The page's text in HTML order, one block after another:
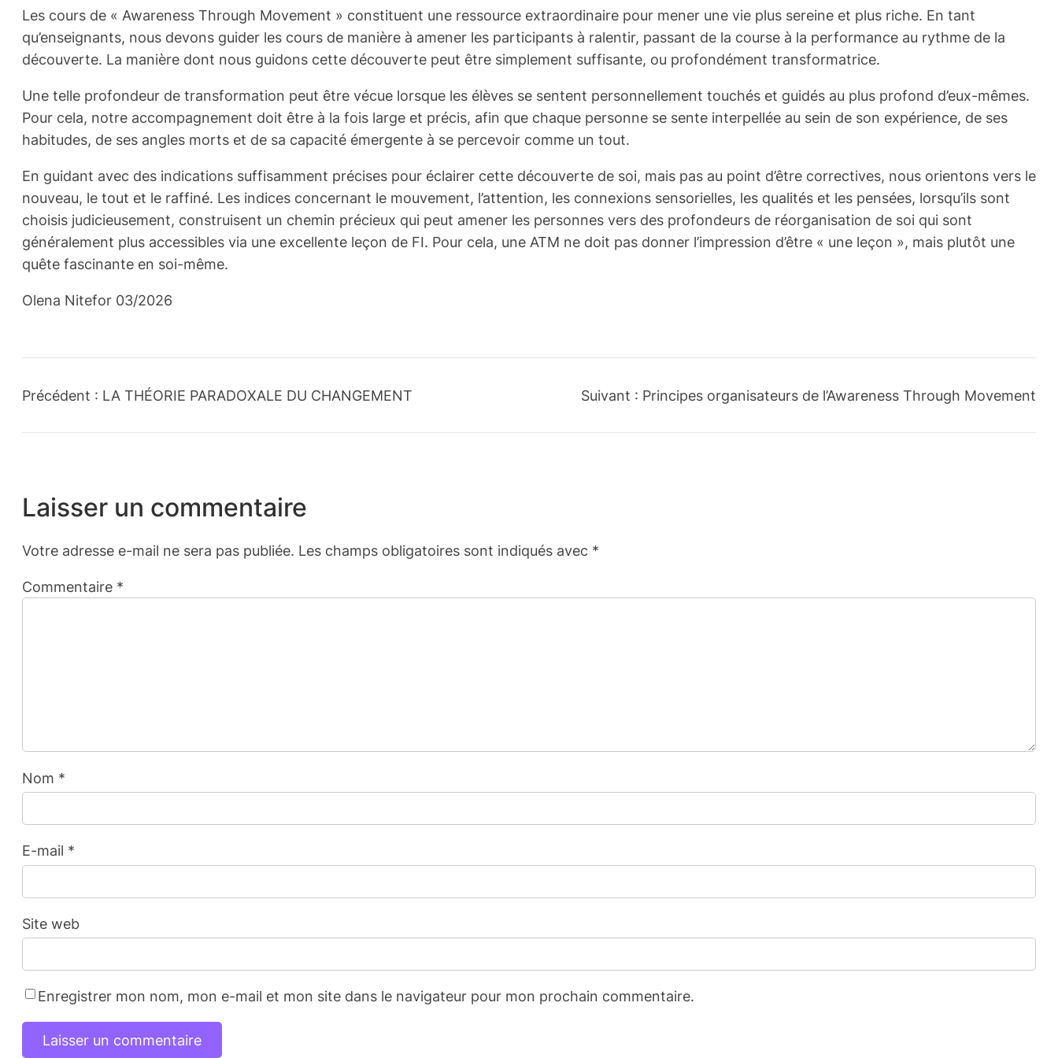
Les cours de « Awareness Through Movement » constituent une ressource extraordinaire pour mener une vie plus sereine et plus riche. En tant
qu’enseignants, nous devons guider les cours de manière à amener les participants à ralentir, passant de la course à la performance au rythme de la
découverte. La manière dont nous guidons cette découverte peut être simplement suffisante, ou profondément transformatrice.
Une telle profondeur de transformation peut être vécue lorsque les élèves se sentent personnellement touchés et guidés au plus profond d’eux-mêmes.
Pour cela, notre accompagnement doit être à la fois large et précis, afin que chaque personne se sente interpellée au sein de son expérience, de ses
habitudes, de ses angles morts et de sa capacité émergente à se percevoir comme un tout.
En guidant avec des indications suffisamment précises pour éclairer cette découverte de soi, mais pas au point d’être correctives, nous orientons vers le
nouveau, le tout et le raffiné. Les indices concernant le mouvement, l’attention, les connexions sensorielles, les qualités et les pensées, lorsqu’ils sont
choisis judicieusement, construisent un chemin précieux qui peut amener les personnes vers des profondeurs de réorganisation de soi qui sont
généralement plus accessibles via une excellente leçon de FI. Pour cela, une ATM ne doit pas donner l’impression d’être « une leçon », mais plutôt une
quête fascinante en soi-même.
Olena Nitefor 03/2026
Précédent : LA THÉORIE PARADOXALE DU CHANGEMENT Suivant : Principes organisateurs de l’Awareness Through Movement
Laisser un commentaire
Votre adresse e-mail ne sera pas publiée. Les champs obligatoires sont indiqués avec *
Commentaire *
Nom *
E-mail *
Site web
Enregistrer mon nom, mon e-mail et mon site dans le navigateur pour mon prochain commentaire.